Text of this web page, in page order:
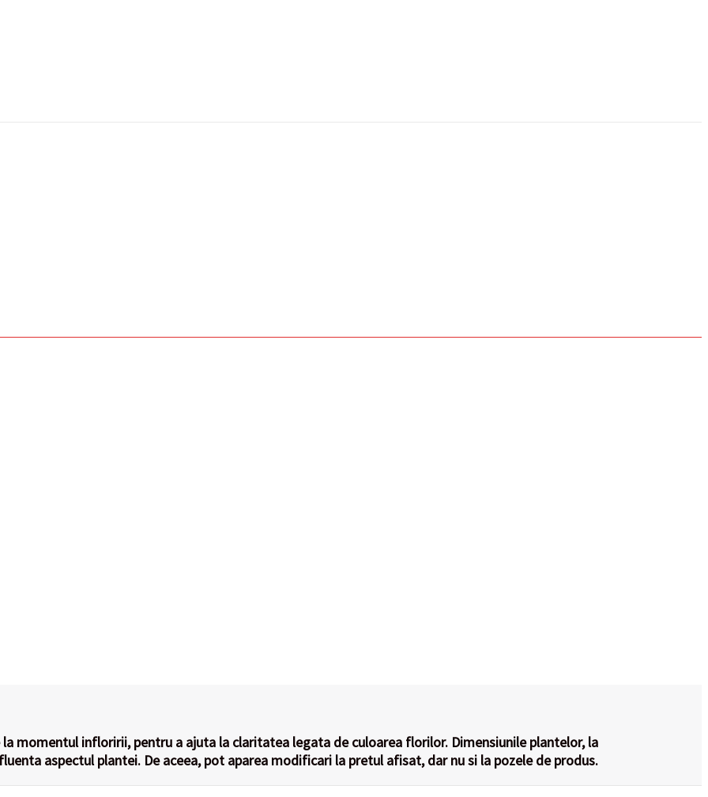
momentul infloririi, pentru a ajuta la claritatea legata de culoarea florilor. Dimensiunile plantelor, la
aspectul plantei. De aceea, pot aparea modificari la pretul afisat, dar nu si la pozele de produs.